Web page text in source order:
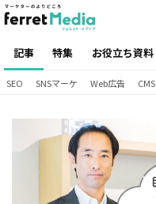
記事 特集 お役立ち資料
SEO SNSマーケ Web広告 CMS